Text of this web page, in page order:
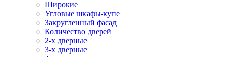
Широкие
Угловые шкафы-купе
Закругленный фасад
Количество дверей
2-х дверные
3-х дверные